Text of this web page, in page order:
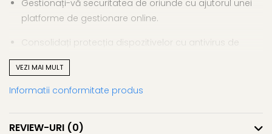
Gestionați-vă securitatea de oriunde cu ajutorul unei
platforme de gestionare online.
Consolidați protecția dispozitivelor cu antivirus de
ultimă generație și detectarea amenințărilor bazată pe
inteligență artificială.
Preîntâmpinați phishing-ul și scurgerile de date cu un
firewall și mai multe module de protecție.
VEZI MAI MULT
Informatii conformitate produs
REVIEW-URI (0)